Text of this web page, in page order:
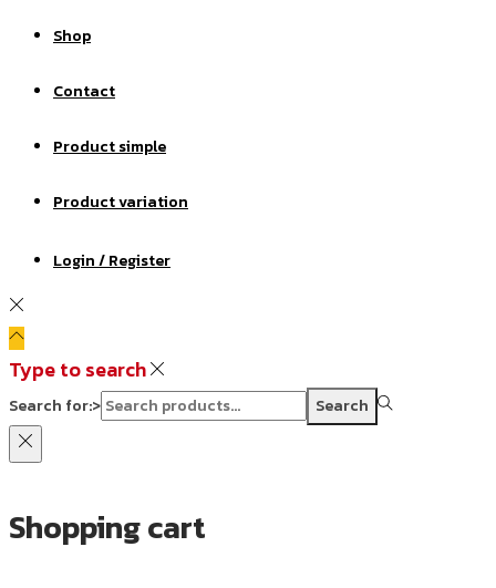
Shop
Contact
Product simple
Product variation
Login / Register
Type to search
Search for:> Search
Shopping cart